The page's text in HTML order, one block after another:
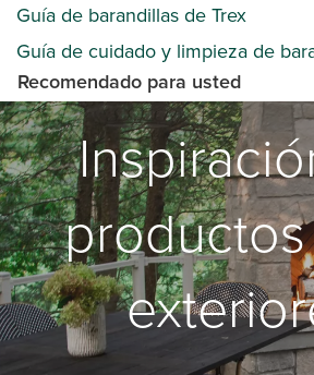
Guía de barandillas de Trex
Guía de cuidado y limpieza de
Recomendado para usted